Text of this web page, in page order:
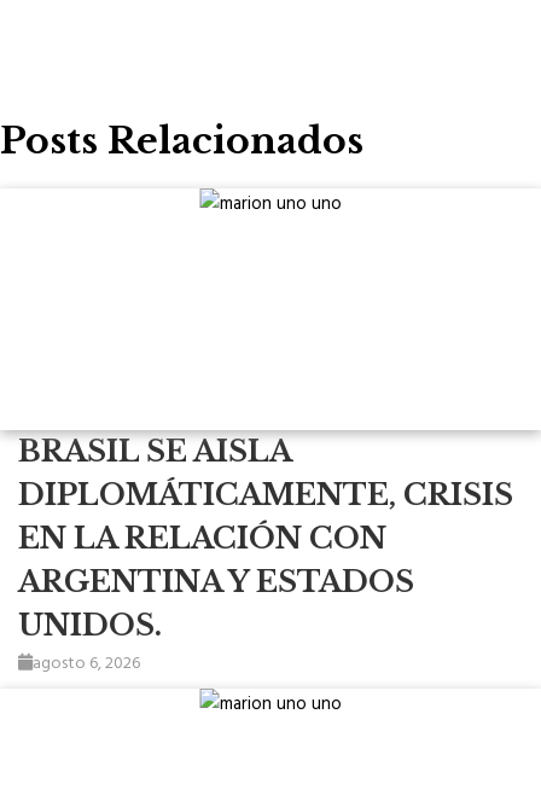
Posts Relacionados
BRASIL SE AISLA
DIPLOMÁTICAMENTE, CRISIS
EN LA RELACIÓN CON
ARGENTINA Y ESTADOS
UNIDOS.
agosto 6, 2026